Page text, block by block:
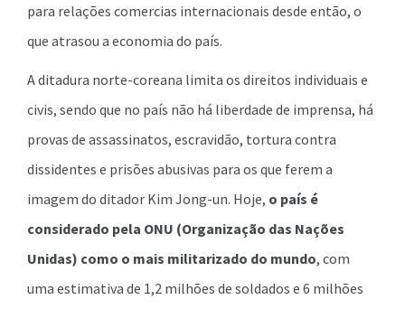
para relações comercias internacionais desde então, o
que atrasou a economia do país.
A ditadura norte-coreana limita os direitos individuais e
civis, sendo que no país não há liberdade de imprensa, há
provas de assassinatos, escravidão, tortura contra
dissidentes e prisões abusivas para os que ferem a
imagem do ditador Kim Jong-un. Hoje, o país é
considerado pela ONU (Organização das Nações
Unidas) como o mais militarizado do mundo, com
uma estimativa de 1,2 milhões de soldados e 6 milhões